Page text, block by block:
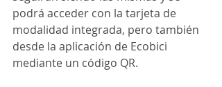
podrá acceder con la tarjeta de
modalidad integrada, pero también
desde la aplicación de Ecobici
mediante un código QR.